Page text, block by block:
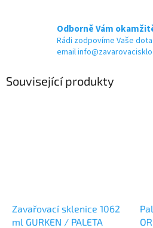
Odborně Vám
Rádi zodpovíme Vaše
email
Související produkty
Zavařovací sklenice 1062
ml GURKEN / PALETA